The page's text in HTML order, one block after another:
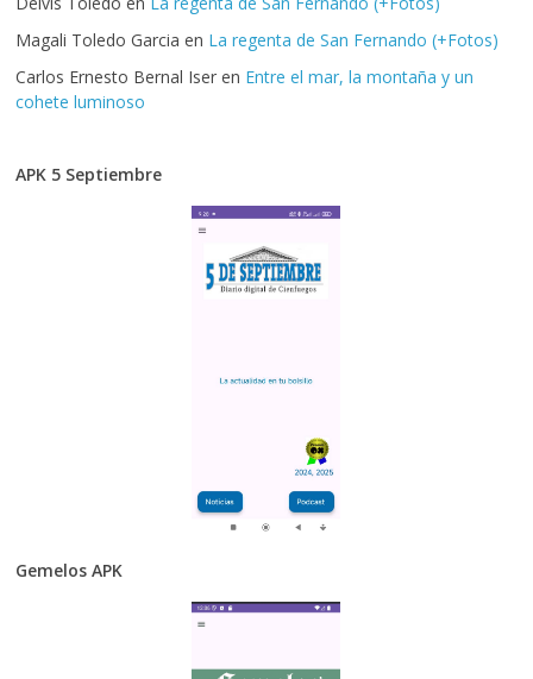
Magali Toledo Garcia en La regenta de San Fernando (+Fotos)
Carlos Ernesto Bernal Iser en Entre el mar, la montaña y un
cohete luminoso
APK 5 Septiembre
Gemelos APK